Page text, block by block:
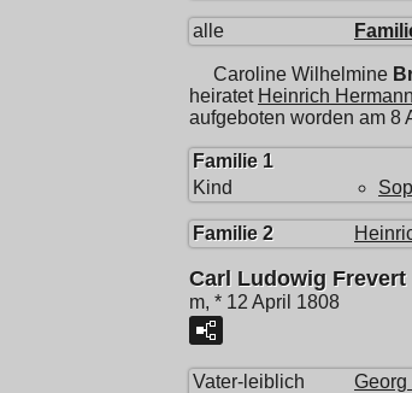
alle
Caroline Wilhelmine
heiratet Heinrich Hermann
aufgeboten worden am 8
Familie 1
Kind
Familie 2
Carl Ludowig Frevert
m, * 12 April 1808
Vater-leiblich